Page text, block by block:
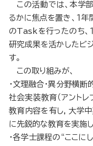
この活動では、本学
るかに焦点を置き、１
のTaskを行ったのち、
研究成果を活かしたビ
す。
この取り組みが、
・文理融合・異分野横
社会実装教育（アント
教育内容を有し，大学
に先鋭的な教育を実施
・各学士課程の“ここに